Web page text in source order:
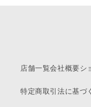
店舗一覧会社概要シ
特定商取引法に基づ